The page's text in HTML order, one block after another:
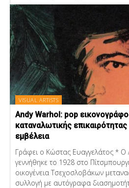
VISUAL ARTISTS
Andy Warhol: pop
καταναλωτικής
εμβέλεια
Γράφει ο Κώστας Ευαγγελάτος * Ο
γεννήθηκε το 1928 στο
οικογένεια Τσεχοσλοβάκων
συλλογή με αυτόγραφα